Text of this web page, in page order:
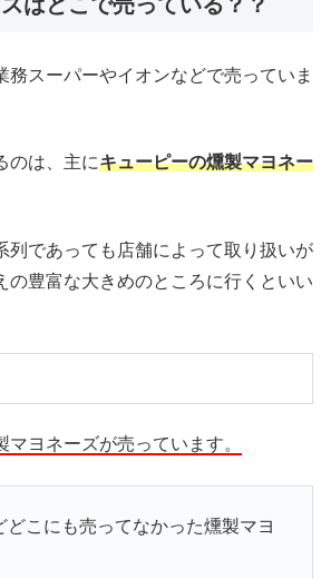
務スーパーやイオンなどで売っていま
のは、主にキューピーの燻製マヨネー
列であっても店舗によって取り扱いが
の豊富な大きめのところに行くといい
ヨネーズが売っています。
どこにも売ってなかった燻製マヨ